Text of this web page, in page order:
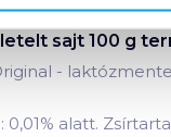
Leerdammer
sajt 100 g
-
alatt.